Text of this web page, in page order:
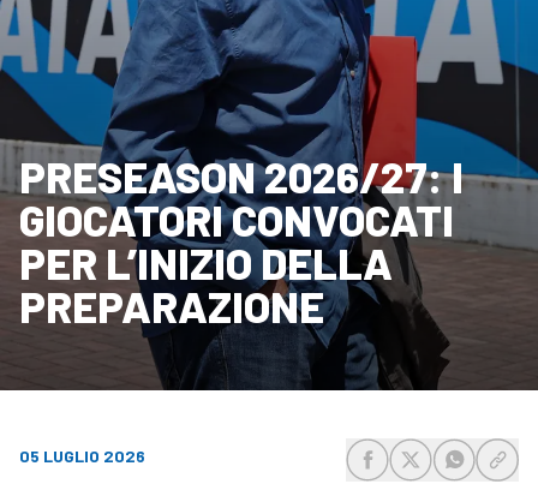
PRESEASON 2026/27: I
GIOCATORI CONVOCATI
PER L’INIZIO DELLA
PREPARAZIONE
05 LUGLIO 2026